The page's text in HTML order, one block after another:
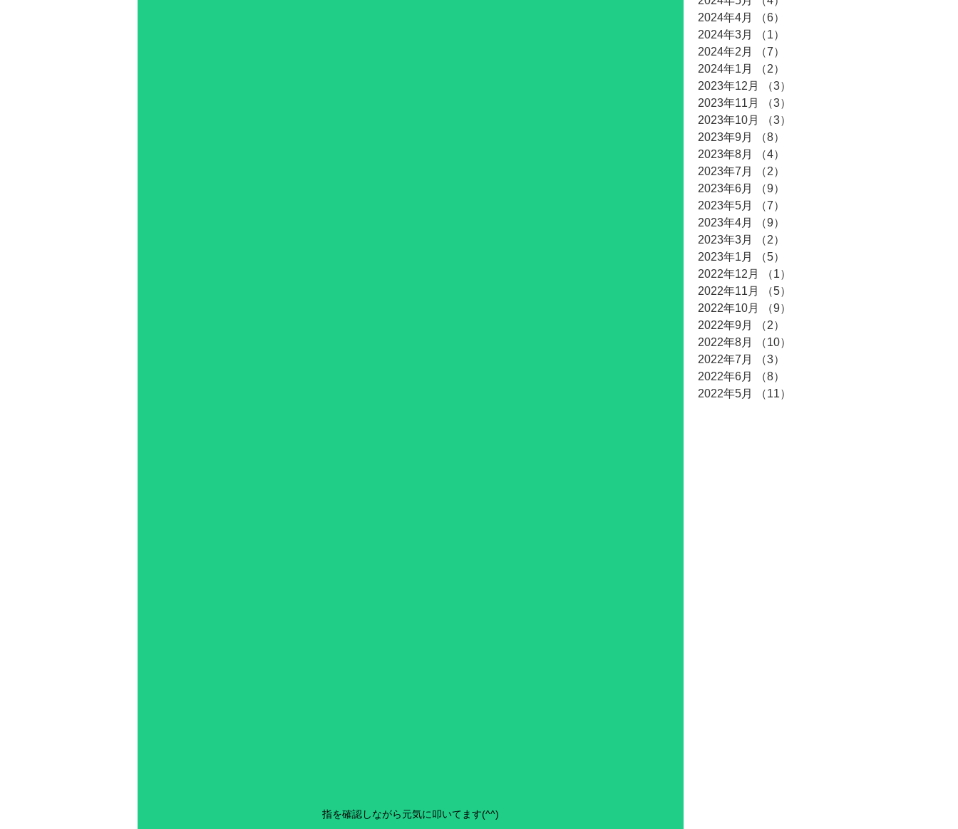
指を確認しながら元気に叩いてます(^^)
2024年4月
（6）
2024年3月
（1）
2024年2月
（7）
2024年1月
（2）
2023年12月
（3）
2023年11月
（3）
2023年10月
（3）
2023年9月
（8）
2023年8月
（4）
2023年7月
（2）
2023年6月
（9）
2023年5月
（7）
2023年4月
（9）
2023年3月
（2）
2023年1月
（5）
2022年12月
（1）
2022年11月
（5）
2022年10月
（9）
2022年9月
（2）
2022年8月
（10）
2022年7月
（3）
2022年6月
（8）
2022年5月
（11）